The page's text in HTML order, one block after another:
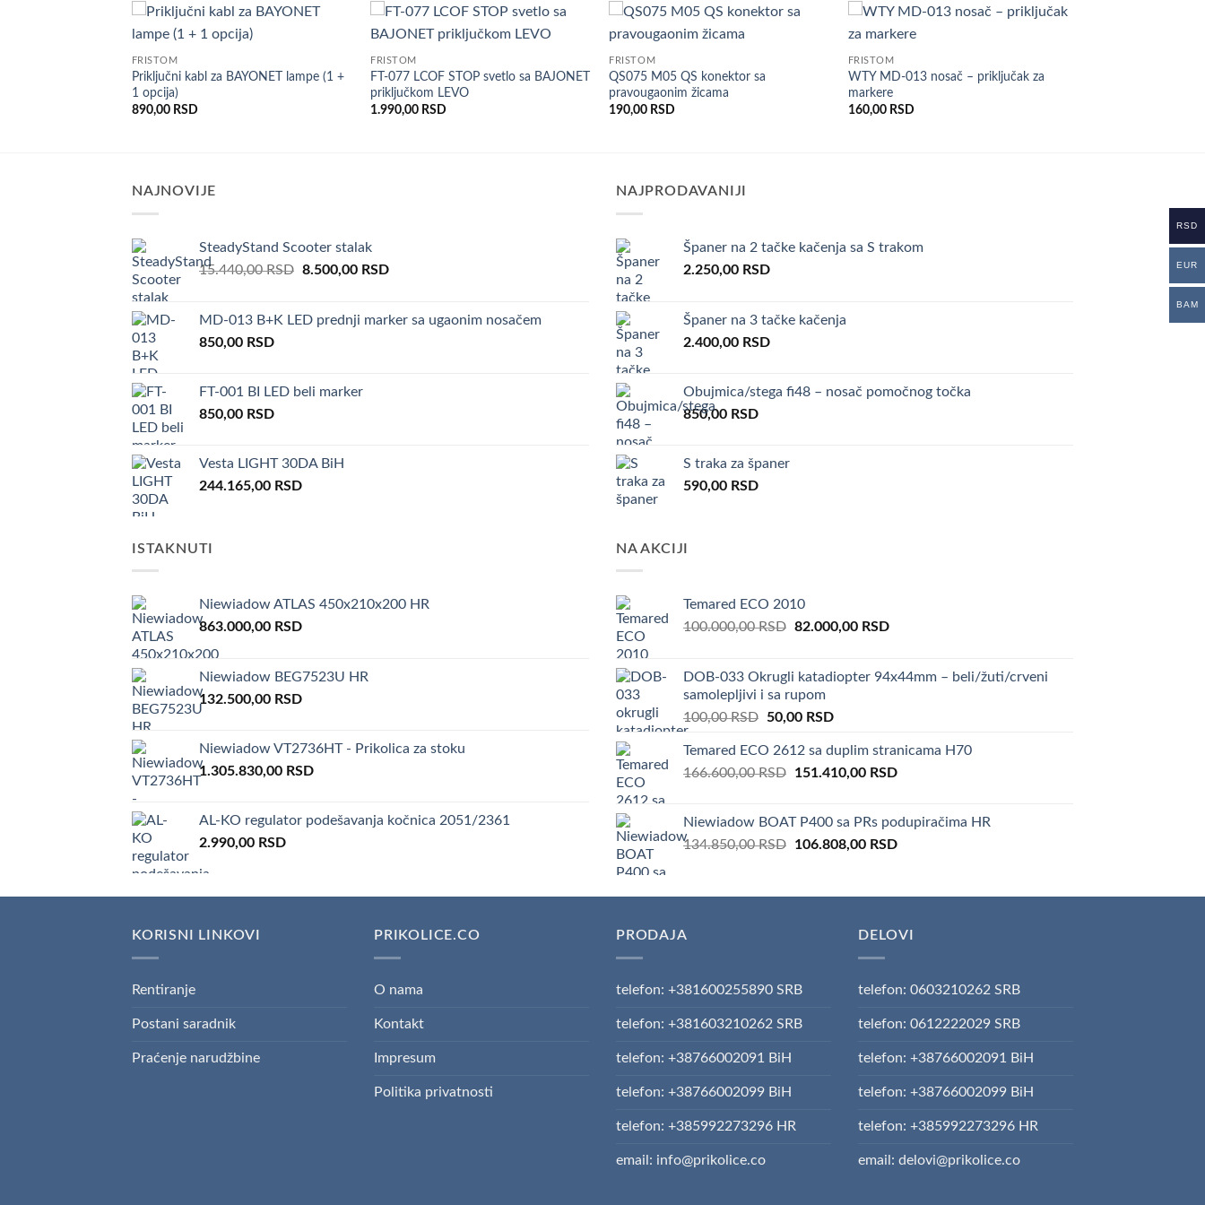
želja
FRISTOM
Priključni kabl za BAYONET lampe (1 +
1 opcija)
890,00 RSD
želja
FRISTOM
FT-077 LCOF STOP svetlo sa BAJONET
priključkom LEVO
1.990,00 RSD
FRISTOM
QS075 M05 QS konektor sa
pravougaonim žicama
190,00 RSD
želja
FRISTOM
WTY MD-013 nosač – priključak za
markere
160,00 RSD
NAJNOVIJE
SteadyStand Scooter stalak
15.440,00RSD Original
15.440,00 RSD.
8.500,00 RSDCurrent
8.500,00 RSD.
MD-013 B+K LED prednji marker sa ugaonim nosačem
850,00 RSD
FT-001 BI LED beli marker
850,00 RSD
Vesta LIGHT 30DA BiH
244.165,00 RSD
NAJPRODAVANIJI
Španer na 2 tačke kačenja sa S trakom
2.250,00 RSD
Španer na 3 tačke kačenja
2.400,00 RSD
Obujmica/stega fi48 – nosač pomočnog točka
850,00 RSD
S traka za španer
590,00 RSD
ISTAKNUTI
Niewiadow ATLAS 450x210x200 HR
863.000,00 RSD
Niewiadow BEG7523U HR
132.500,00 RSD
Niewiadow VT2736HT - Prikolica za stoku
1.305.830,00 RSD
AL-KO regulator podešavanja kočnica 2051/2361
2.990,00 RSD
NA AKCIJI
Temared ECO 2010
100.000,00RSD Original
100.000,00 RSD.
82.000,00 RSDCurrent
82.000,00 RSD.
DOB-033 Okrugli katadiopter 94x44mm – beli/žuti/crveni
samolepljivi i sa rupom
100,00RSD
Original
was:
100,00 RSD.
50,00 RSDCurrent
is:
50,00 RSD.
Temared ECO 2612 sa duplim stranicama H70
166.600,00RSD
Original
166.600,00 RSD.
151.410,00 RSDCurrent
151.410,00 RSD.
Niewiadow BOAT P400 sa PRs podupiračima HR
134.850,00RSD
Original
134.850,00 RSD.
106.808,00 RSDCurrent
106.808,00 RSD.
KORISNI LINKOVI
Rentiranje
Postani saradnik
Praćenje narudžbine
PRIKOLICE.CO
O nama
Kontakt
Impresum
Politika privatnosti
PRODAJA
telefon: +381600255890 SRB
telefon: +381603210262 SRB
telefon: +38766002091 BiH
telefon: +38766002099 BiH
telefon: +385992273296 HR
email: info@prikolice.co
DELOVI
telefon: 0603210262 SRB
telefon: 0612222029 SRB
telefon: +38766002091 BiH
telefon: +38766002099 BiH
telefon: +385992273296 HR
email: delovi@prikolice.co
RSD
EUR
BAM